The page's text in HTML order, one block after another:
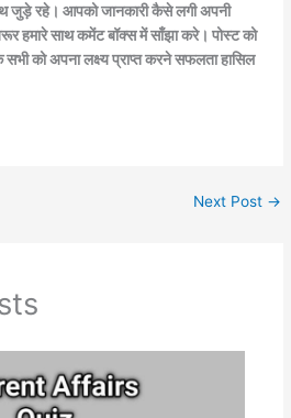
जुड़े रहे। आपको जानकारी कैसे लगी अपनी
हमारे साथ कमेंट बॉक्स में साँझा करे। पोस्ट को
को अपना लक्ष्य प्राप्त करने सफलता हासिल
Next Post →